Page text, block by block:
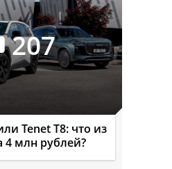
207
Tenet T8: что из
4 млн рублей?